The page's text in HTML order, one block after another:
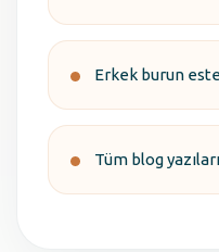
Erkek burun
Tüm blog